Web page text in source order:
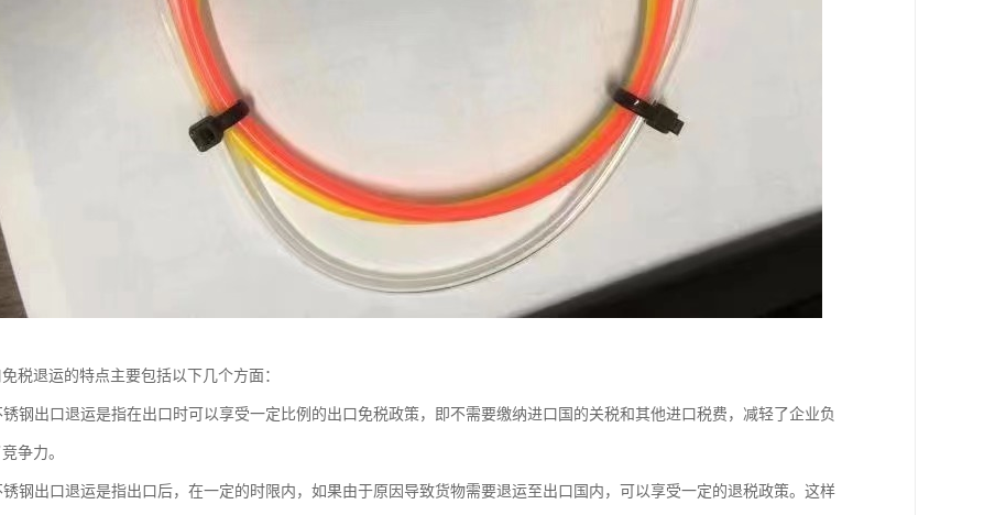
税退运的特点主要包括以下几个方面：
锈钢出口退运是指在出口时可以享受一定比例的出口免税政策，即不需要缴纳进口国的关税和其他进口税费，减轻了企业负
争力。
钢出口退运是指出口后，在一定的时限内，如果由于原因导致货物需要退运至出口国内，可以享受一定的退税政策。这样